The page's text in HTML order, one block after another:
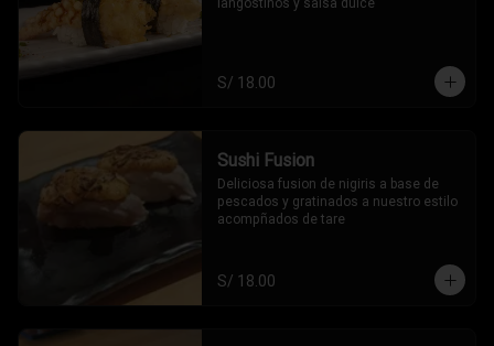
S/ 18.00
Sushi Fusion
Deliciosa fusion de nigiris a base de
pescados y gratinados a nuestro estilo
acompñados de tare
S/ 18.00